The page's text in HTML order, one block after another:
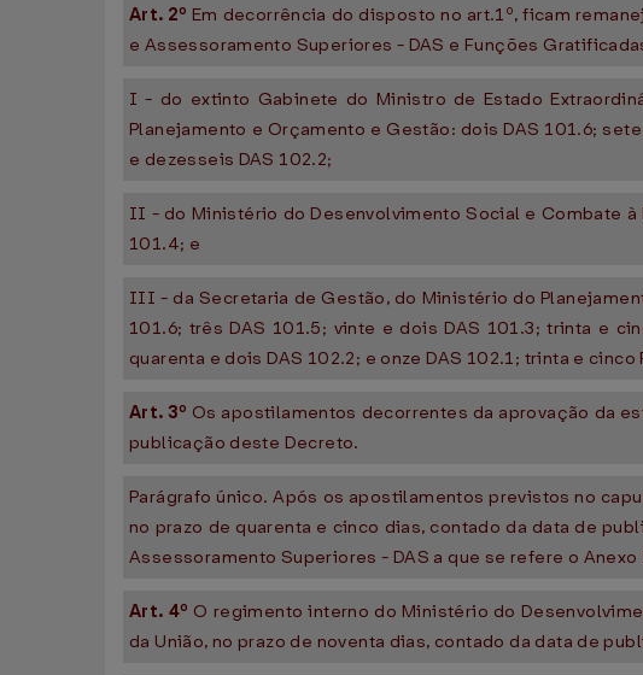
Art. 2º Em decorrência do disposto no art.1º, ficam
e Assessoramento Superiores - DAS e Funções
I - do extinto Gabinete do Ministro de Estado
Planejamento e Orçamento e Gestão: dois DAS 101.6;
e dezesseis DAS 102.2;
II - do Ministério do Desenvolvimento Social e Combate
101.4; e
III - da Secretaria de Gestão, do Ministério do
101.6; três DAS 101.5; vinte e dois DAS 101.3; trinta e
quarenta e dois DAS 102.2; e onze DAS 102.1; trinta e cinco
Art. 3º Os apostilamentos decorrentes da aprovação da
publicação deste Decreto.
Parágrafo único. Após os apostilamentos previstos no
no prazo de quarenta e cinco dias, contado da data de
Assessoramento Superiores - DAS a que se refere o
Art. 4º O regimento interno do Ministério do
da União, no prazo de noventa dias, contado da data de